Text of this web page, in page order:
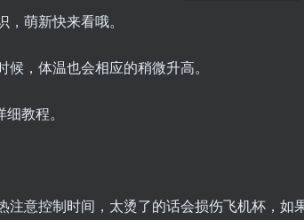
萌新快来看哦。
，体温也会相应的稍微升高。
教程。
意控制时间，太烫了的话会损伤飞机杯，如